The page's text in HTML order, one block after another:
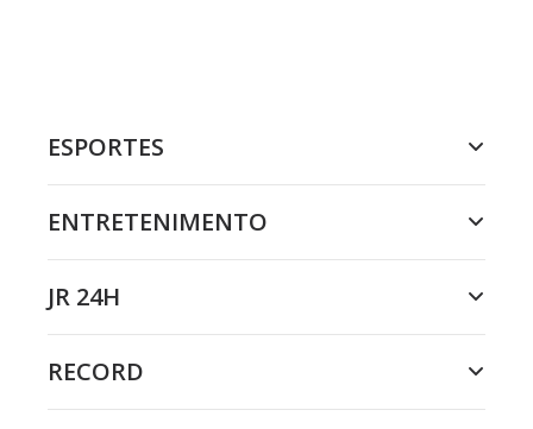
ESPORTES
ENTRETENIMENTO
JR 24H
RECORD